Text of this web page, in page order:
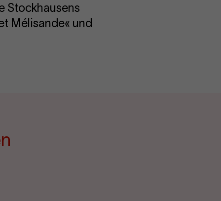
Stockhausens
Mélisande« und